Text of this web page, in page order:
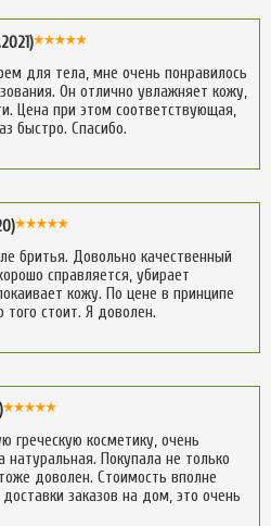
для тела, мне очень понравилось
Он отлично увлажняет кожу,
Цена при этом соответствующая,
быстро. Спасибо.
бритья. Довольно качественный
справляется, убирает
кожу. По цене в принципе
того стоит. Я доволен.
греческую косметику, очень
Покупала не только
доволен. Стоимость вполне
заказов на дом, это очень